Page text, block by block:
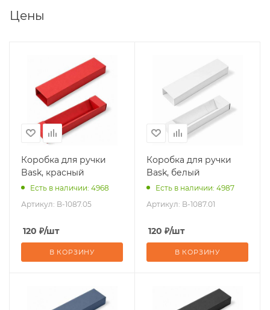
Цены
Коробка для ручки
Bask, красный
Есть в наличии: 4968
Артикул: B-1087.05
120 ₽/шт
В КОРЗИНУ
Коробка для ручки
Bask, белый
Есть в наличии: 4987
Артикул: B-1087.01
120 ₽/шт
В КОРЗИНУ